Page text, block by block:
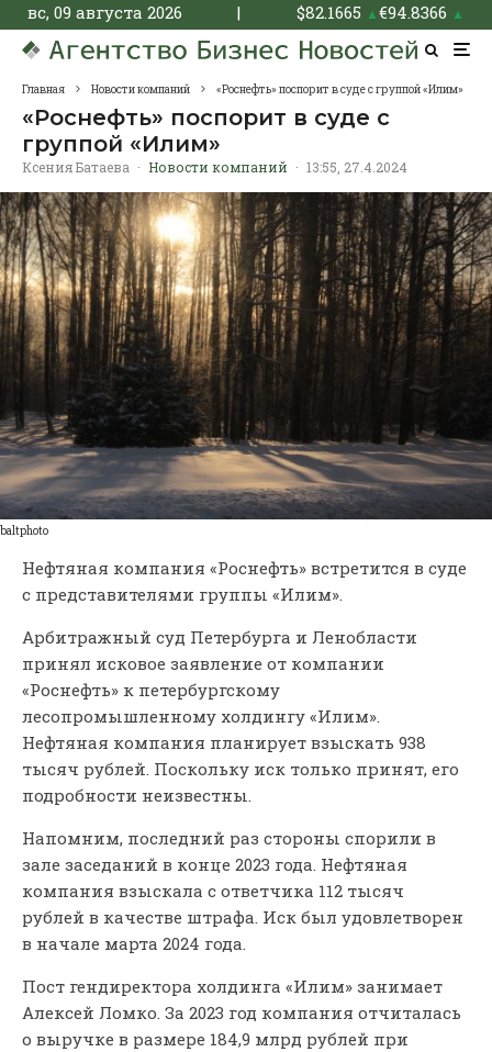
вс, 09 августа 2026 | $82.1665 ▲€94.8366 ▲
Главная Новости компаний «Роснефть» поспорит в суде с группой «Илим»
«Роснефть» поспорит в суде с
группой «Илим»
Ксения Батаева · Новости компаний · 13:55, 27.4.2024
baltphoto
Нефтяная компания «Роснефть» встретится в суде
с представителями группы «Илим».
Арбитражный суд Петербурга и Ленобласти
принял исковое заявление от компании
«Роснефть» к петербургскому
лесопромышленному холдингу «Илим».
Нефтяная компания планирует взыскать 938
тысяч рублей. Поскольку иск только принят, его
подробности неизвестны.
Напомним, последний раз стороны спорили в
зале заседаний в конце 2023 года. Нефтяная
компания взыскала с ответчика 112 тысяч
рублей в качестве штрафа. Иск был удовлетворен
в начале марта 2024 года.
Пост гендиректора холдинга «Илим» занимает
Алексей Ломко. За 2023 год компания отчиталась
о выручке в размере 184,9 млрд рублей при